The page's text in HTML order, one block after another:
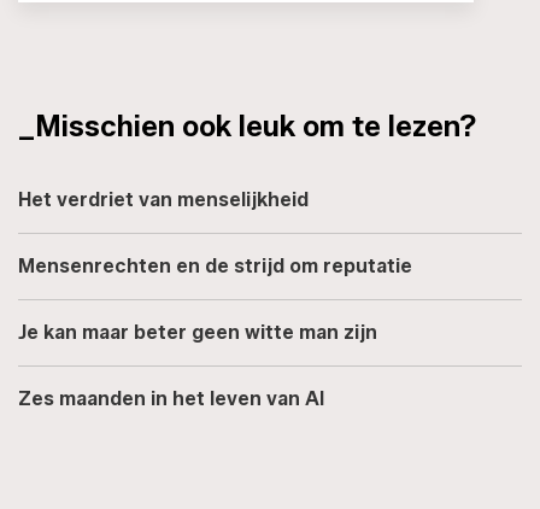
_Misschien ook leuk om te lezen?
Het verdriet van menselijkheid
Mensenrechten en de strijd om reputatie
Je kan maar beter geen witte man zijn
Zes maanden in het leven van AI